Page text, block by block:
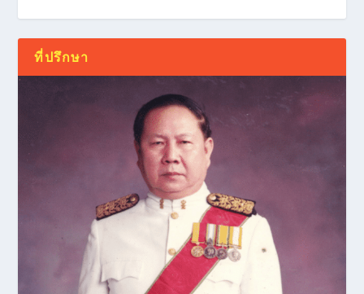
ที่ปรึกษา